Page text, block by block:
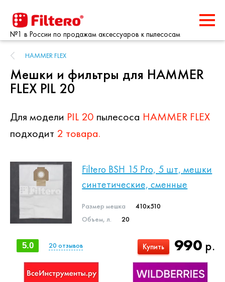
№1 в России по продажам аксессуаров к пылесосам
HAMMER FLEX
Мешки и фильтры для HAMMER
FLEX PIL 20
Для модели PIL 20 пылесоса HAMMER FLEX
подходит 2 товара.
Filtero BSH 15 Pro, 5 шт, мешки
синтетические, сменные
Размер мешка
410x510
Объем, л.
20
990 р.
Купить
5.0 20 отзывов